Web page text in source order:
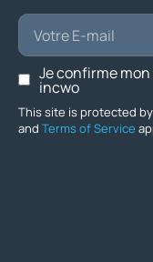
This site is protected
and Terms of Service
Je confirme
incwo